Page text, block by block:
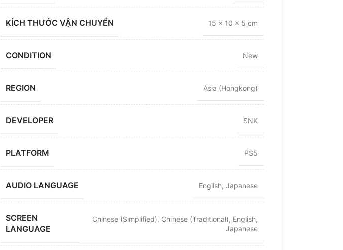
KÍCH THƯỚC VẬN CHUYỂN 15 × 10 × 5 cm
CONDITION New
REGION Asia (Hongkong)
DEVELOPER SNK
PLATFORM PS5
AUDIO LANGUAGE English, Japanese
SCREEN
LANGUAGE
Chinese (Simplified), Chinese (Traditional), English,
Japanese